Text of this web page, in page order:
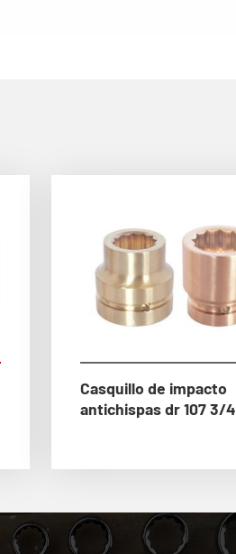
Casquillo de impacto
antichispas dr 107 3/4